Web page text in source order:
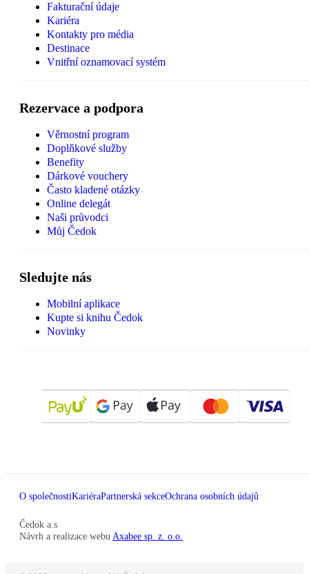
Fakturační údaje
Kariéra
Kontakty pro média
Destinace
Vnitřní oznamovací systém
Rezervace a podpora
Věrnostní program
Doplňkové služby
Benefity
Dárkové vouchery
Často kladené otázky
Online delegát
Naši průvodci
Můj Čedok
Sledujte nás
Mobilní aplikace
Kupte si knihu Čedok
Novinky
O společnostiKariéraPartnerská sekceOchrana osobních údajů
Čedok a.s
Návrh a realizace webu Axabee sp. z. o.o.